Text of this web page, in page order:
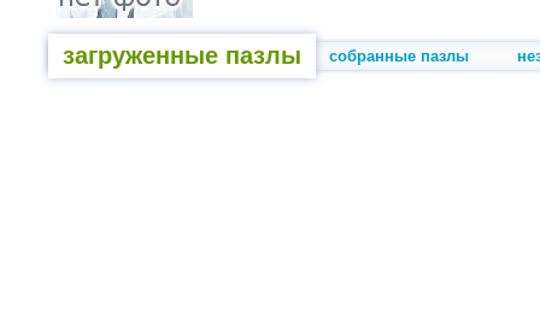
загруженные пазлы собранные пазлы